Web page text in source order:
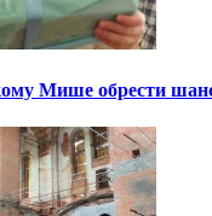
Мише обрести